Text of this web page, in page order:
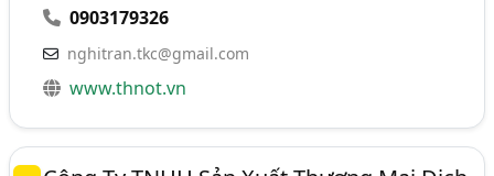
0903179326
nghitran.tkc@gmail.com
www.thnot.vn